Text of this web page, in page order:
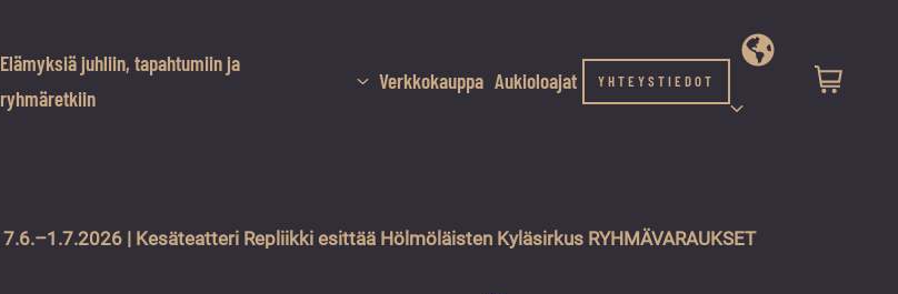
Elämyksiä juhliin, tapahtumiin ja
ryhmäretkiin
Verkkokauppa Aukioloajat YHTEYSTIEDOT
7.6.–1.7.2026 | Kesäteatteri Repliikki esittää Hölmöläisten Kyläsirkus RYHMÄVARAUKSET